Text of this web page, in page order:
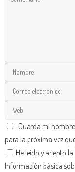
Guarda mi
para la próxima vez
He leído y acepto la
Información básica